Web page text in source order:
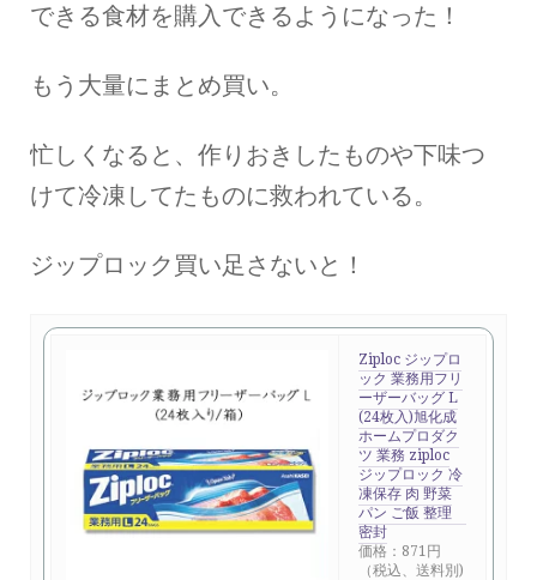
できる食材を購入できるようになった！
もう大量にまとめ買い。
忙しくなると、作りおきしたものや下味つ
けて冷凍してたものに救われている。
ジップロック買い足さないと！
Ziploc ジップロ
ック 業務用フリ
ーザーバッグ L
(24枚入)旭化成
ホームプロダク
ツ 業務 ziploc
ジップロック 冷
凍保存 肉 野菜
パン ご飯 整理
密封
価格：871円
（税込、送料別)